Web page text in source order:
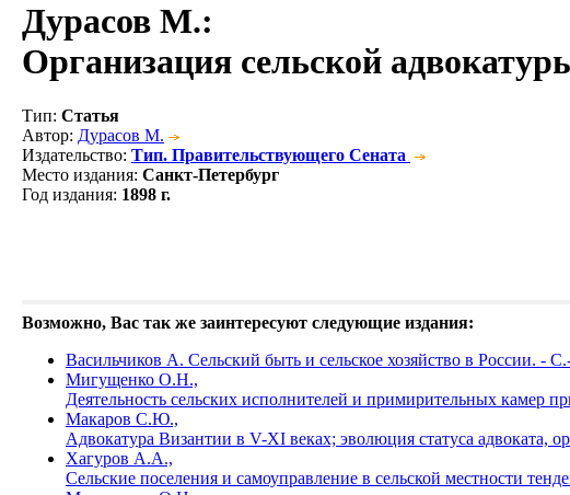
Дурасов М.:
Организация сельской
Тип: Статья
Автор: Дурасов М.
Издательство: Тип. Правительствующего Сената
Место издания: Санкт-Петербург
Год издания: 1898 г.
Возможно, Вас так же заинтересуют следующие издания:
Васильчиков А. Сельский быть и сельское хозяйство в России. -
Мигущенко О.Н.,
Деятельность сельских исполнителей и примирительных камер
Макаров С.Ю.,
Адвокатура Византии в V-XI веках; эволюция статуса адвоката,
Хагуров А.А.,
Сельские поселения и самоуправление в сельской местности